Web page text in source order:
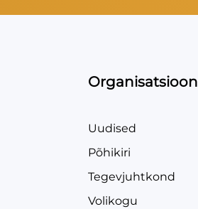
Organisatsioon
Uudised
Põhikiri
Tegevjuhtkond
Volikogu